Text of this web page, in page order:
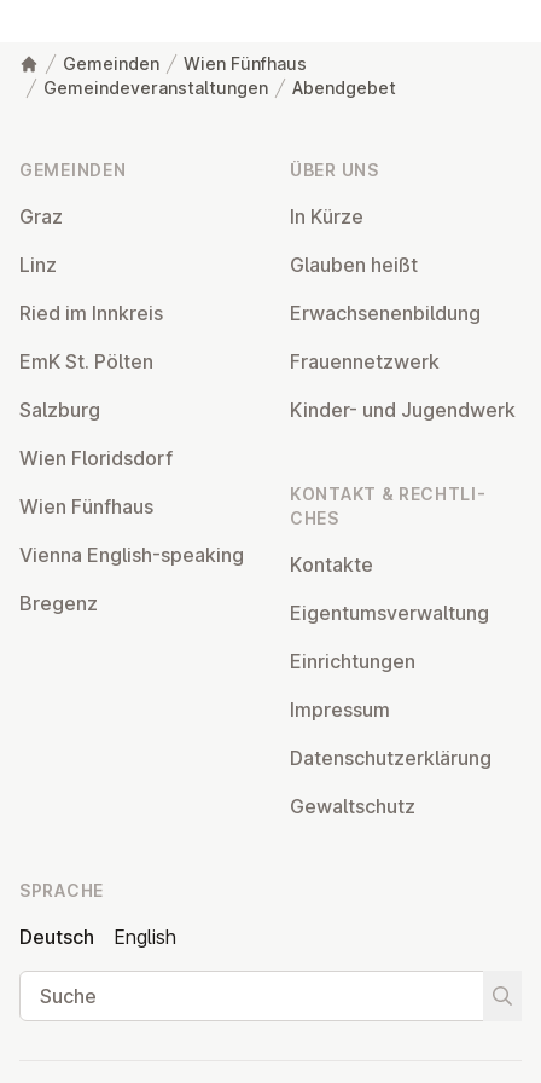
Gemeinden
Wien Fünfhaus
Gemeindeveranstaltungen
Abendgebet
GEMEINDEN
Graz
Linz
Ried im Innkreis
EmK St. Pölten
Salzburg
Wien Flo­rids­dorf
Wien Fünfhaus
Vienna English-speaking
Bregenz
ÜBER UNS
In Kürze
Glauben heißt
Er­wach­se­nen­bil­dung
Frau­en­netz­werk
Kinder- und Ju­gend­werk
KONTAKT & RECHT­LI­
CHES
Kontakte
Ei­gen­tums­ver­wal­tung
Ein­rich­tun­gen
Impressum
Da­ten­schutz­er­klä­rung
Ge­walt­schutz
SPRACHE
Deutsch
English
Suche